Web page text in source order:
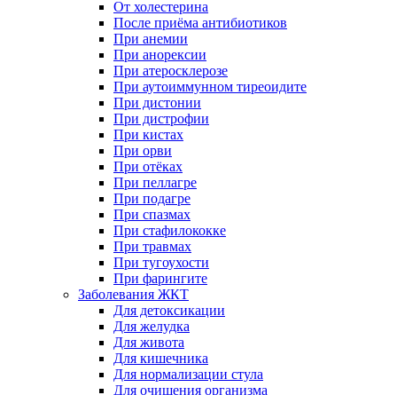
От холестерина
После приёма антибиотиков
При анемии
При анорексии
При атеросклерозе
При аутоиммунном тиреоидите
При дистонии
При дистрофии
При кистах
При орви
При отёках
При пеллагре
При подагре
При спазмах
При стафилококке
При травмах
При тугоухости
При фарингите
Заболевания ЖКТ
Для детоксикации
Для желудка
Для живота
Для кишечника
Для нормализации стула
Для очищения организма